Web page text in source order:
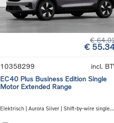
€
€
10358299
incl.
EC40 Plus Business Edition Single
Motor Extended Range
Elektrisch | Aurora Silver | Shift-by-wire single